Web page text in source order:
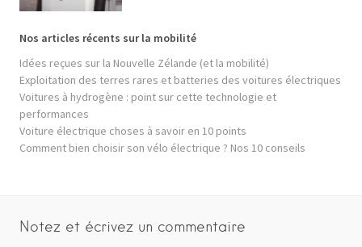
Nos articles récents sur la mobilité
Idées reçues sur la Nouvelle Zélande (et la mobilité)
Exploitation des terres rares et batteries des voitures électriques
Voitures à hydrogène : point sur cette technologie et
performances
Voiture électrique choses à savoir en 10 points
Comment bien choisir son vélo électrique ? Nos 10 conseils
Notez et écrivez un commentaire